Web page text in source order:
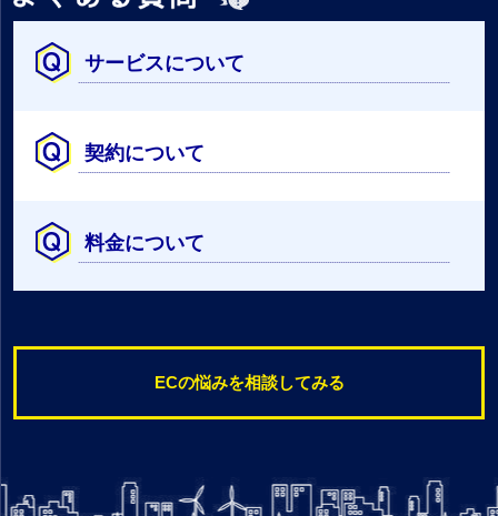
サービスについて
契約について
料金について
ECの悩みを相談してみる